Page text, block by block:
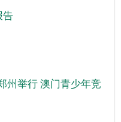
告
州举行 澳门青少年竞